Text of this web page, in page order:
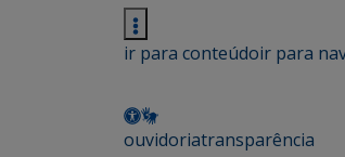
ir para conteúdoir para
ouvidoriatransparência